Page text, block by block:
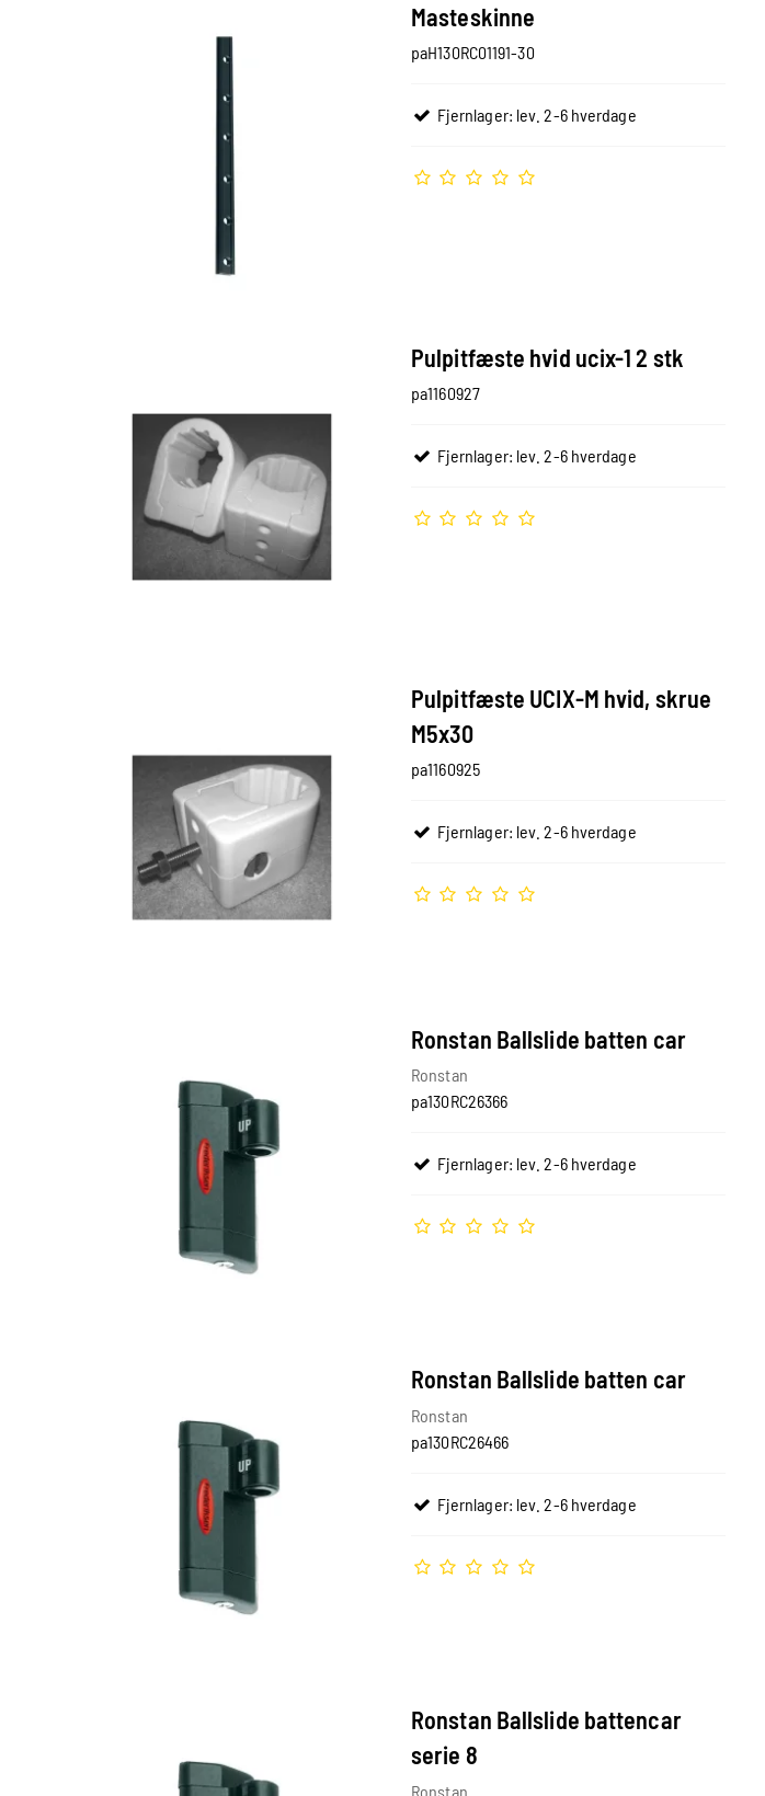
Masteskinne
paH130RC01191-30
Fjernlager: lev. 2-6 hverdage
Pulpitfæste hvid ucix-1 2 stk
pa1160927
Fjernlager: lev. 2-6 hverdage
Pulpitfæste UCIX-M hvid, skrue
M5x30
pa1160925
Fjernlager: lev. 2-6 hverdage
Ronstan Ballslide batten car
Ronstan
pa130RC26366
Fjernlager: lev. 2-6 hverdage
Ronstan Ballslide batten car
Ronstan
pa130RC26466
Fjernlager: lev. 2-6 hverdage
Ronstan Ballslide battencar
serie 8
Ronstan